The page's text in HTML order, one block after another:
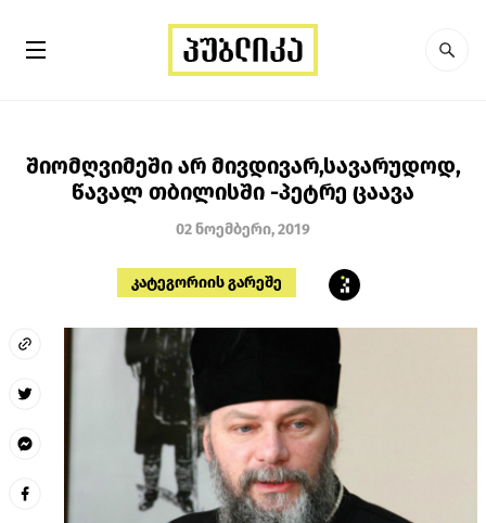
შიომღვიმეში არ მივდივარ,სავარუდოდ,
წავალ თბილისში -პეტრე ცაავა
02 ნოემბერი, 2019
კატეგორიის გარეშე